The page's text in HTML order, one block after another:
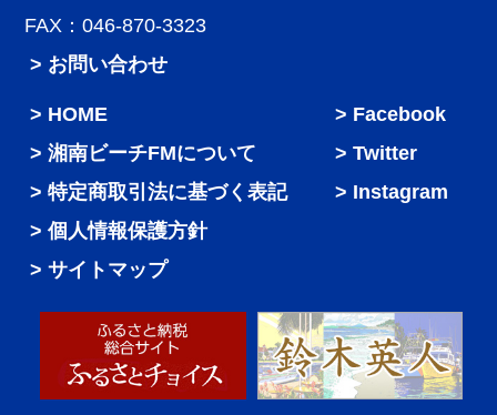
FAX：046-870-3323
> お問い合わせ
HOME
湘南ビーチFMについて
特定商取引法に基づく表記
個人情報保護方針
サイトマップ
Facebook
Twitter
Instagram